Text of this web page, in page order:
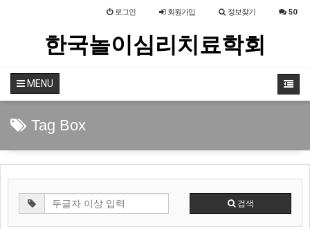
로그인 회원가입 정보찾기 50
한국놀이심리치료학회
MENU
Tag Box
검색